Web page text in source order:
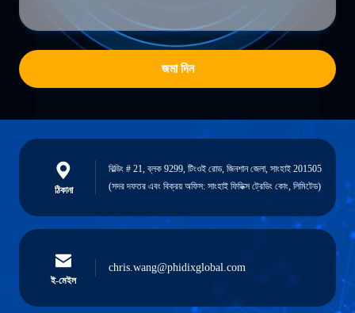
জমা দিন
ঠিকানা
বিল্ডিং # 21, ব্লক 9299, টিংওই রোড, জিনশান জেলা, সাংহাই 201505
(সদর দফতর এবং বিক্রয় অফিস: সাংহাই ফিডিক্স ট্রেডিং কোং, লিমিটেড)
ই-মেইল
chris.wang@phidixglobal.com